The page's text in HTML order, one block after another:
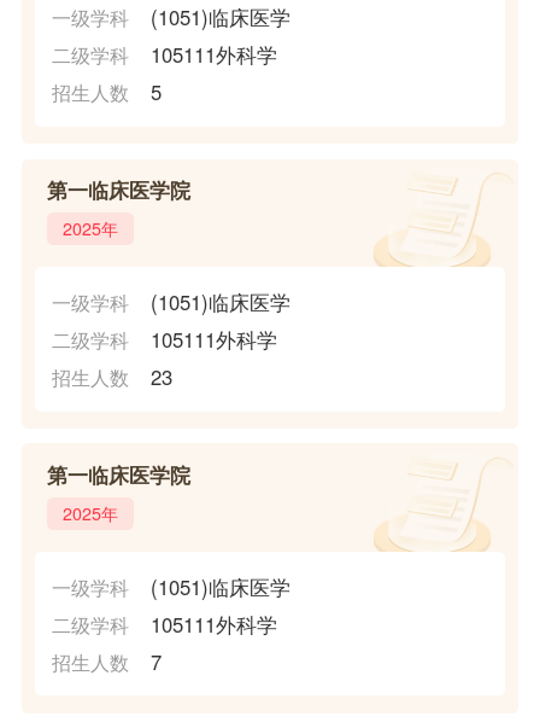
一级学科 (1051)临床医学
二级学科 105111外科学
招生人数 5
第一临床医学院
2025年
一级学科 (1051)临床医学
二级学科 105111外科学
招生人数 23
第一临床医学院
2025年
一级学科 (1051)临床医学
二级学科 105111外科学
招生人数 7